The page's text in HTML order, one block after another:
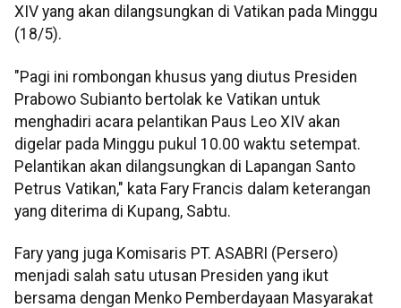
XIV yang akan dilangsungkan di Vatikan pada Minggu
(18/5).
"Pagi ini rombongan khusus yang diutus Presiden
Prabowo Subianto bertolak ke Vatikan untuk
menghadiri acara pelantikan Paus Leo XIV akan
digelar pada Minggu pukul 10.00 waktu setempat.
Pelantikan akan dilangsungkan di Lapangan Santo
Petrus Vatikan," kata Fary Francis dalam keterangan
yang diterima di Kupang, Sabtu.
Fary yang juga Komisaris PT. ASABRI (Persero)
menjadi salah satu utusan Presiden yang ikut
bersama dengan Menko Pemberdayaan Masyarakat